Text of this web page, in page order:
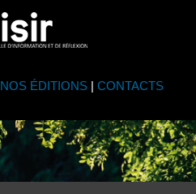
NOS ÉDITIONS| CONTACTS